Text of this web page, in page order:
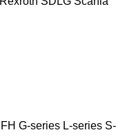
FH G-series L-series S-